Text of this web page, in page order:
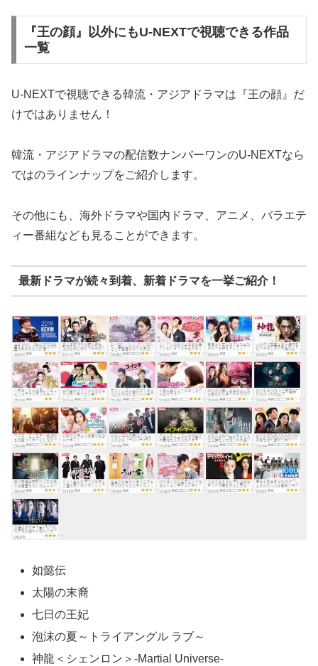
『王の顔』以外にもU-NEXTで視聴できる作品
一覧
U-NEXTで視聴できる韓流・アジアドラマは『王の顔』だ
けではありません！
韓流・アジアドラマの配信数ナンバーワンのU-NEXTなら
ではのラインナップをご紹介します。
その他にも、海外ドラマや国内ドラマ、アニメ、バラエテ
ィー番組なども見ることができます。
最新ドラマが続々到着、新着ドラマを一挙ご紹介！
如懿伝
太陽の末裔
七日の王妃
泡沫の夏～トライアングル ラブ～
神龍＜シェンロン＞-Martial Universe-